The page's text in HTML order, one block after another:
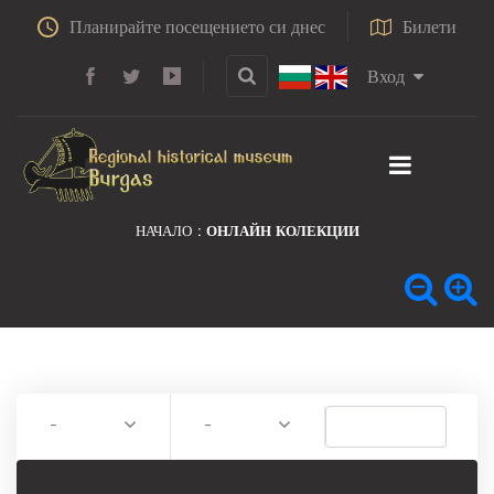
Планирайте посещението си днес Билети
Вход
НАЧАЛО ОНЛАЙН КОЛЕКЦИИ
- -